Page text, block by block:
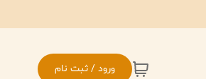
ورود / ثبت نام